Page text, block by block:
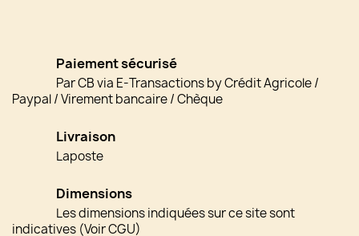
Paiement sécurisé
Par CB via E-Transactions by Crédit Agricole /
Paypal / Virement bancaire / Chèque
Livraison
Laposte
Dimensions
Les dimensions indiquées sur ce site sont
indicatives (Voir CGU)